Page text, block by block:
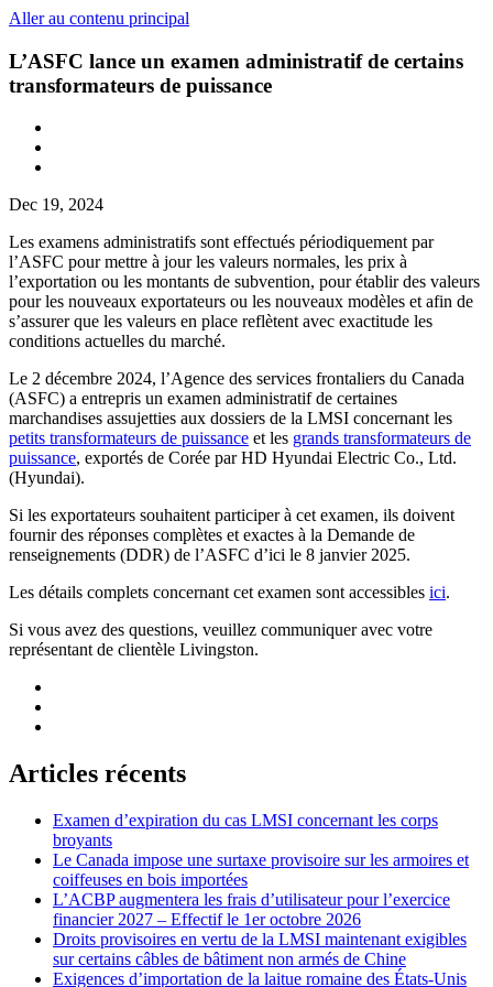
Aller au contenu principal
L’ASFC lance un examen administratif de certains
transformateurs de puissance
Dec 19, 2024
Les examens administratifs sont effectués périodiquement par
l’ASFC pour mettre à jour les valeurs normales, les prix à
l’exportation ou les montants de subvention, pour établir des valeurs
pour les nouveaux exportateurs ou les nouveaux modèles et afin de
s’assurer que les valeurs en place reflètent avec exactitude les
conditions actuelles du marché.
Le 2 décembre 2024, l’Agence des services frontaliers du Canada
(ASFC) a entrepris un examen administratif de certaines
marchandises assujetties aux dossiers de la LMSI concernant les
petits transformateurs de puissance et les grands transformateurs de
puissance, exportés de Corée par HD Hyundai Electric Co., Ltd.
(Hyundai).
Si les exportateurs souhaitent participer à cet examen, ils doivent
fournir des réponses complètes et exactes à la Demande de
renseignements (DDR) de l’ASFC d’ici le 8 janvier 2025.
Les détails complets concernant cet examen sont accessibles ici.
Si vous avez des questions, veuillez communiquer avec votre
représentant de clientèle Livingston.
Articles récents
Examen d’expiration du cas LMSI concernant les corps
broyants
Le Canada impose une surtaxe provisoire sur les armoires et
coiffeuses en bois importées
L’ACBP augmentera les frais d’utilisateur pour l’exercice
financier 2027 – Effectif le 1er octobre 2026
Droits provisoires en vertu de la LMSI maintenant exigibles
sur certains câbles de bâtiment non armés de Chine
Exigences d’importation de la laitue romaine des États-Unis